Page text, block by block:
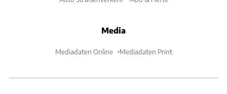
Media
Mediadaten Online Mediadaten Print